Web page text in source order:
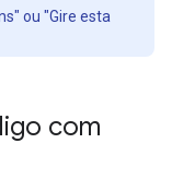
ou "Gire esta
com